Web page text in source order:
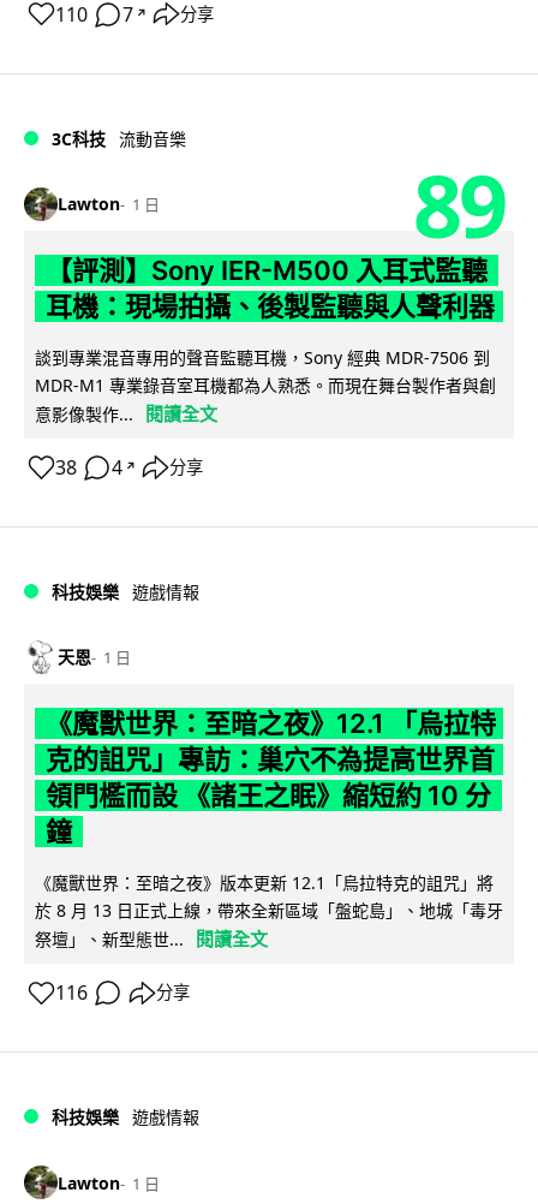
110 7 ↗ 分享
3C科技 流動音樂
Lawton 1 日 89
【評測】Sony IER-M500 入耳式監聽
耳機：現場拍攝、後製監聽與人聲利器
談到專業混音專用的聲音監聽耳機，Sony 經典 MDR-7506 到
MDR-M1 專業錄音室耳機都為人熟悉。而現在舞台製作者與創
意影像製作...
閱讀全文
38 4 ↗ 分享
科技娛樂 遊戲情報
天恩 1 日
《魔獸世界：至暗之夜》12.1 「烏拉特
克的詛咒」專訪：巢穴不為提高世界首
領門檻而設 《諸王之眠》縮短約 10 分
鐘
《魔獸世界：至暗之夜》版本更新 12.1「烏拉特克的詛咒」將
於 8 月 13 日正式上線，帶來全新區域「盤蛇島」、地城「毒牙
祭壇」、新型態世...
閱讀全文
116 分享
科技娛樂 遊戲情報
Lawton 1 日